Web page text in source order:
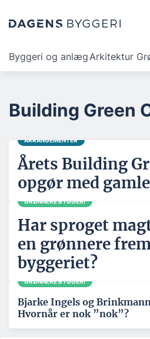
Byggeri og anlægArkitektur
Building Green
ARRANGEMENTER
Årets Building
opgør med
GRØNNERE BYGGERI
Har sproget
en grønnere
byggeriet?
GRØNNERE BYGGERI
Bjarke Ingels og
Hvornår er nok ”nok”?